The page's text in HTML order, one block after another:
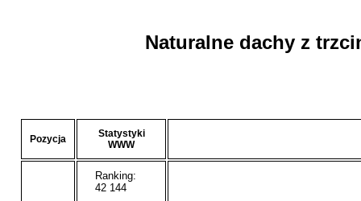
Naturalne dachy z
Pozycja
Statystyki
WWW
Ranking:
42 144